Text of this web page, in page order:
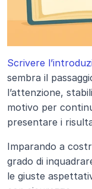
Scrivere
sembra il
l’attenzione,
motivo per
presentare i
Imparando a
grado di
le giuste